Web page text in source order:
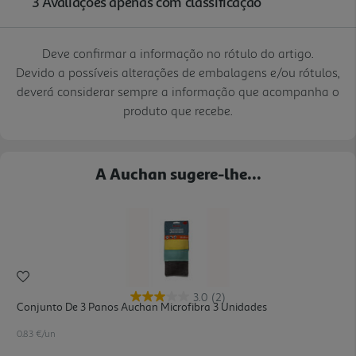
Deve confirmar a informação no rótulo do artigo.
Devido a possíveis alterações de embalagens e/ou rótulos,
deverá considerar sempre a informação que acompanha o
produto que recebe.
A Auchan sugere-lhe...
3.0 (2)
Conjunto De 3 Panos Auchan Microfibra 3 Unidades
0.83 €/un